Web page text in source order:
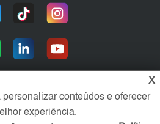
aos anunciantes,
sua conta:
X
conteúdos e oferecer
experiência.